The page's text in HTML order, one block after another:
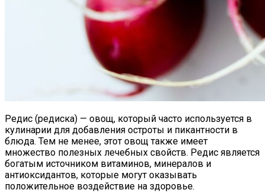
Редис (редиска) — овощ, который часто используется в
кулинарии для добавления остроты и пикантности в
блюда. Тем не менее, этот овощ также имеет
множество полезных лечебных свойств. Редис является
богатым источником витаминов, минералов и
антиоксидантов, которые могут оказывать
положительное воздействие на здоровье.